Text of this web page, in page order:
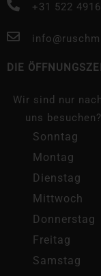
+31 522
DIE
Wir sind nur
uns
Sonntag
Montag
Dienstag
Mittwoch
Donnerstag
Freitag
Samstag